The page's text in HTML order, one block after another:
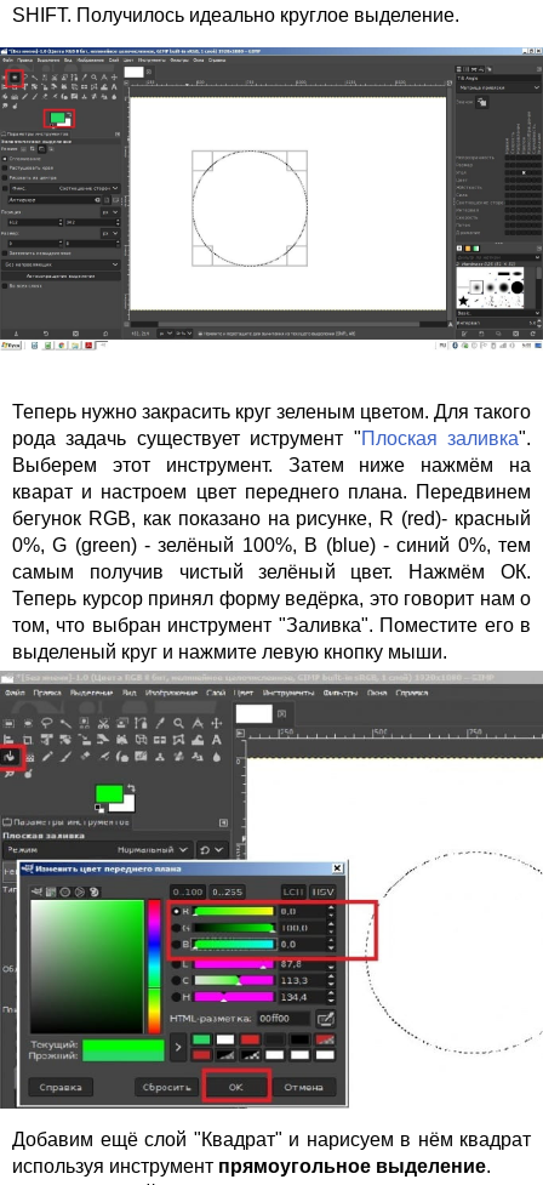
SHIFT. Получилось идеально круглое выделение.
Теперь нужно закрасить круг зеленым цветом. Для такого
рода задачь существует иструмент "Плоская заливка".
Выберем этот инструмент. Затем ниже нажмём на
кварат и настроем цвет переднего плана. Передвинем
бегунок RGB, как показано на рисунке, R (red)- красный
0%, G (green) - зелёный 100%, B (blue) - синий 0%, тем
самым получив чистый зелёный цвет. Нажмём ОК.
Теперь курсор принял форму ведёрка, это говорит нам о
том, что выбран инструмент "Заливка". Поместите его в
выделеный круг и нажмите левую кнопку мыши.
Добавим ещё слой "Квадрат" и нарисуем в нём квадрат
используя инструмент прямоугольное выделение.